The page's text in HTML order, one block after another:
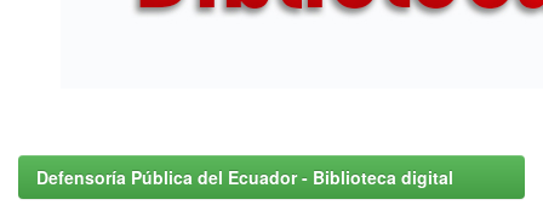
Defensoría Pública del Ecuador - Biblioteca digital